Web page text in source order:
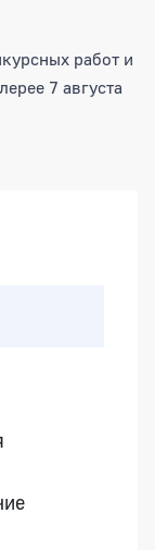
работ и
7 августа